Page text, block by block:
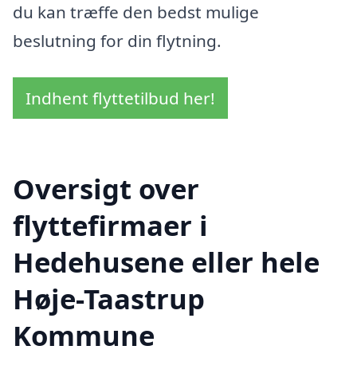
du kan træffe den bedst mulige
beslutning for din flytning.
Indhent flyttetilbud her!
Oversigt over
flyttefirmaer i
Hedehusene eller hele
Høje-Taastrup
Kommune